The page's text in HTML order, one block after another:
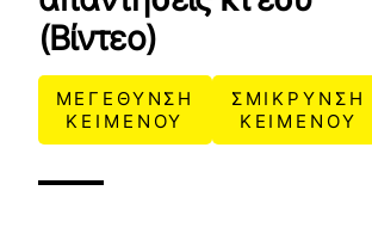
(Βίντεο)
ΜΕΓΕΘΥΝΣΗ
ΚΕΙΜΕΝΟΥ
ΣΜΙΚΡΥΝΣΗ
ΚΕΙΜΕΝΟΥ